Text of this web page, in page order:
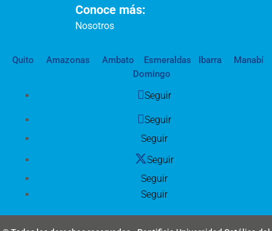
Conoce más:
Nosotros
Quito Amazonas Ambato Esmeraldas Ibarra
Manabí
Domingo
Seguir
Seguir
Seguir
Seguir
Seguir
Seguir